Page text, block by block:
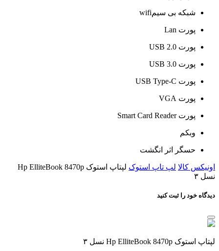
شبکه بی سیمwifi
پورت Lan
پورت USB 2.0
پورت USB 3.0
پورت USB Type-C
پورت VGA
پورت Smart Card Reader
وبکم
حسگر اثر انگشت
اونیکس کالا لپ تاپ استوک
لپتاپ استوک Hp ElliteBook 8470p
نسل ۳
دیدگاه خود را ثبت کنید
لپتاپ استوک Hp ElliteBook 8470p نسل ۳